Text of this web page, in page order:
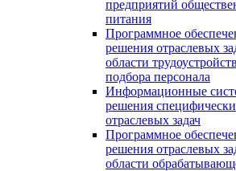
предприятий
питания
Программное
решения отраслевых
области
подбора персонала
Информационные
решения
отраслевых задач
Программное
решения отраслевых
области